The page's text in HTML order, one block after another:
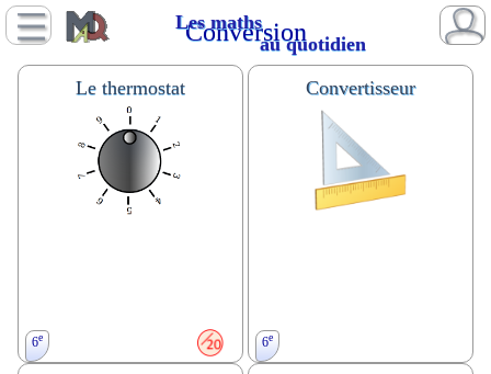
Les maths
au quotidien
Conversion
Le thermostat
6e
Convertisseur
6e